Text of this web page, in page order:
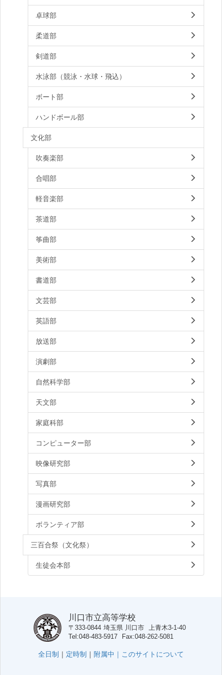
卓球部
柔道部
剣道部
水泳部（競泳・水球・飛込）
ボート部
ハンドボール部
文化部
吹奏楽部
合唱部
軽音楽部
茶道部
筝曲部
美術部
書道部
文芸部
英語部
放送部
演劇部
自然科学部
天文部
家庭科部
コンピューター部
映像研究部
写真部
漫画研究部
ボランティア部
三百合祭（文化祭）
生徒会本部
川口市立高等学校
〒333-0844 埼玉県 川口市 上青木3-1-40
Tel 048-483-5917 Fax 048-262-5081
全日制 ｜ 定時制 ｜ 附属中｜ このサイトについて